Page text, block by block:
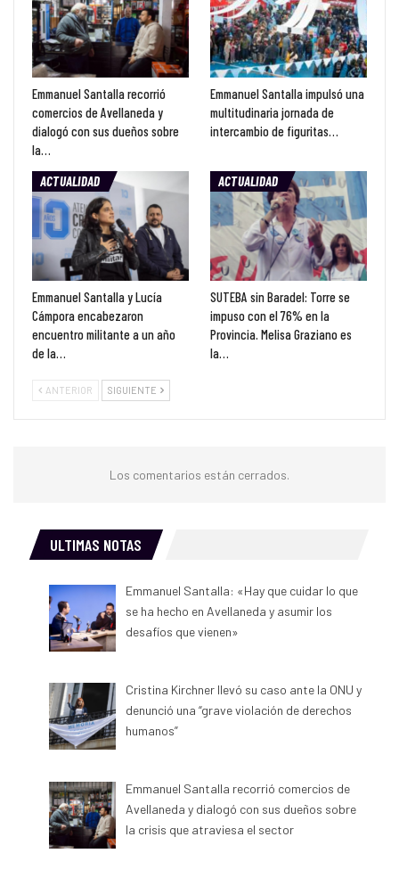
Emmanuel Santalla recorrió
comercios de Avellaneda y
dialogó con sus dueños sobre
la…
Emmanuel Santalla impulsó una
multitudinaria jornada de
intercambio de figuritas…
ACTUALIDAD
Emmanuel Santalla y Lucía
Cámpora encabezaron
encuentro militante a un año
de la…
ACTUALIDAD
SUTEBA sin Baradel: Torre se
impuso con el 76% en la
Provincia. Melisa Graziano es
la…
ANTERIOR SIGUIENTE
Los comentarios están cerrados.
ULTIMAS NOTAS
Emmanuel Santalla: «Hay que cuidar lo que
se ha hecho en Avellaneda y asumir los
desafíos que vienen»
Cristina Kirchner llevó su caso ante la ONU y
denunció una “grave violación de derechos
humanos”
Emmanuel Santalla recorrió comercios de
Avellaneda y dialogó con sus dueños sobre
la crisis que atraviesa el sector